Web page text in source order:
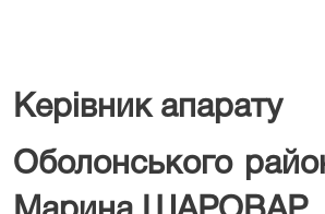
Керівник апарату